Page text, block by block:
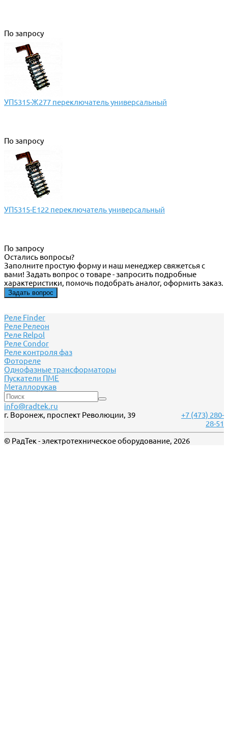
По запросу
УП5315-Ж277 переключатель универсальный
По запросу
УП5315-Е122 переключатель универсальный
По запросу
Остались вопросы?
Заполните простую форму и наш менеджер свяжетсья с
вами! Задать вопрос о товаре - запросить подробные
характеристики, помочь подобрать аналог, оформить заказ.
Задать вопрос
Реле Finder
Реле Релеон
Реле Relpol
Реле Сondor
Реле контроля фаз
Фотореле
Однофазные трансформаторы
Пускатели ПМЕ
Металлорукав
info@radtek.ru
г. Воронеж, проспект Революции, 39
+7 (473) 280-
28-51
© РадТек - электротехническое оборудование, 2026